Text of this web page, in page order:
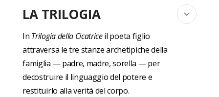
LA TRILOGIA
In Trilogia della Cicatriceil poeta figlio
attraversa le tre stanze archetipiche della
famiglia — padre, madre, sorella — per
decostruire il linguaggio del potere e
restituirlo alla verità del corpo.